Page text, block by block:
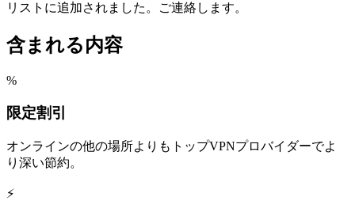
リストに追加されました。ご連絡します。
含まれる内容
%
限定割引
オンラインの他の場所よりもトップVPNプロバイダーでよ
り深い節約。
⚡